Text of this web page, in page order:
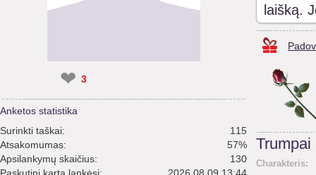
❤ 3
Anketos statistika
Surinkti taškai:
115
Atsakomumas:
57%
Apsilankymų skaičius:
130
laišką.
Trumpai
Charakteris: